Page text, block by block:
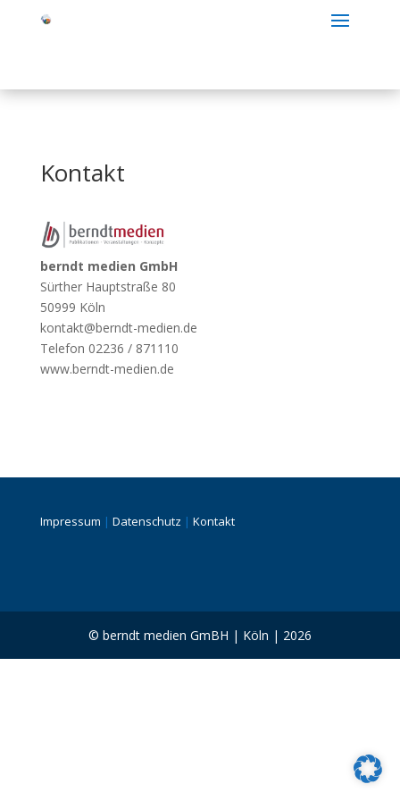
Kontakt
berndt medien GmbH
Sürther Hauptstraße 80
50999 Köln
kontakt@berndt-medien.de
Telefon 02236 / 871110
www.berndt-medien.de
Impressum | Datenschutz | Kontakt
© berndt medien GmBH | Köln | 2026